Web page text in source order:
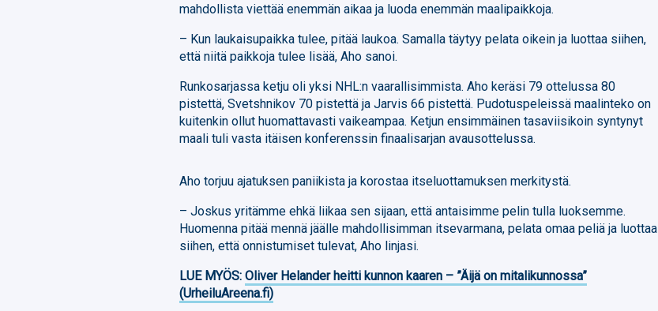
mahdollista viettää enemmän aikaa ja luoda enemmän maalipaikkoja.
– Kun laukaisupaikka tulee, pitää laukoa. Samalla täytyy pelata oikein ja luottaa siihen,
että niitä paikkoja tulee lisää, Aho sanoi.
Runkosarjassa ketju oli yksi NHL:n vaarallisimmista. Aho keräsi 79 ottelussa 80
pistettä, Svetshnikov 70 pistettä ja Jarvis 66 pistettä. Pudotuspeleissä maalinteko on
kuitenkin ollut huomattavasti vaikeampaa. Ketjun ensimmäinen tasaviisikoin syntynyt
maali tuli vasta itäisen konferenssin finaalisarjan avausottelussa.
Aho torjuu ajatuksen paniikista ja korostaa itseluottamuksen merkitystä.
– Joskus yritämme ehkä liikaa sen sijaan, että antaisimme pelin tulla luoksemme.
Huomenna pitää mennä jäälle mahdollisimman itsevarmana, pelata omaa peliä ja luottaa
siihen, että onnistumiset tulevat, Aho linjasi.
LUE MYÖS:Oliver Helander heitti kunnon kaaren – ”Äijä on mitalikunnossa”
(UrheiluAreena.fi)